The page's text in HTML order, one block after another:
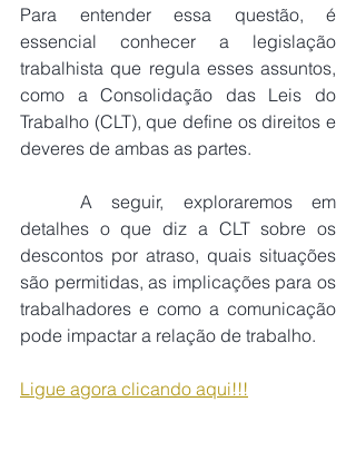
Para entender essa questão, é
essencial conhecer a legislação
trabalhista que regula esses assuntos,
como a Consolidação das Leis do
Trabalho (CLT), que define os direitos e
deveres de ambas as partes.
detalhes o que diz a CLT sobre os
descontos por atraso, quais situações
são permitidas, as implicações para os
trabalhadores e como a comunicação
pode impactar a relação de trabalho.
Ligue agora clicando aqui!!!